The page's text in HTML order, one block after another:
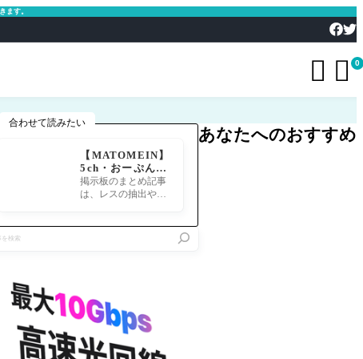
ます。
  0
合わせて読みたい
【MATOMEIN】
5ch・おーぷん2
ちゃん・したら
ば・ガルちゃん・
掲示板のまとめ記事
は、レスの抽出や整
あなたへのおすすめ